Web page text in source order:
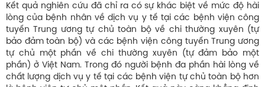
Kết quả nghiên cứu đã chỉ ra có sự khác biệt về mức độ hài
lòng của bệnh nhân về dịch vụ y tế tại các bệnh viện công
tuyến Trung ương tự chủ toàn bộ về chi thường xuyên (tự
bảo đảm toàn bộ) và các bệnh viện công tuyến Trung ương
tự chủ một phần về chi thường xuyên (tự đảm bảo một
phần) ở Việt Nam. Trong đó người bệnh đa phần hài lòng về
chất lượng dịch vụ y tế tại các bệnh viện tự chủ toàn bộ hơn